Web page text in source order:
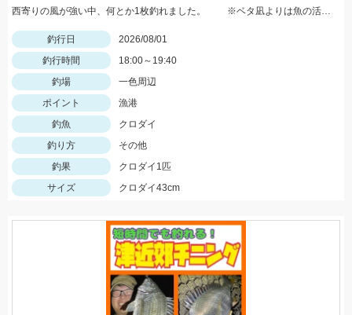
西寄りの風が強い中、何とか1枚釣れました。 ※ベタ凪よりは魚の活性が高い気がします。
釣行日
2026/08/01
釣行時間
18:00～19:40
釣場
一色周辺
ポイント
漁港
釣魚
クロダイ
釣り方
その他
釣果
クロダイ1匹
サイズ
クロダイ43cm